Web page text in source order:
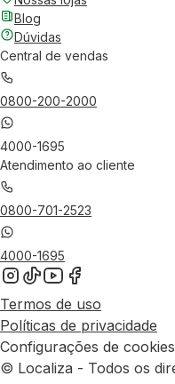
Blog
Dúvidas
Central de vendas
0800-200-2000
4000-1695
Atendimento ao cliente
0800-701-2523
4000-1695
Termos de uso
Políticas de privacidade
Configurações de cookies
© Localiza - Todos os